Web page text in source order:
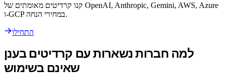
קנו קרדיטים מאומתים של OpenAI, Anthropic, Gemini, AWS, Azure
ו-GCP במחירי הנחה.
התחילו
למה חברות נשארות עם קרדיטים בענן
שאינם בשימוש